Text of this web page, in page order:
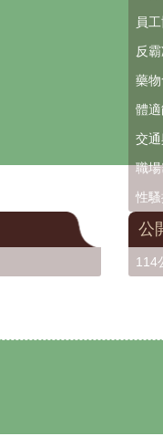
員
反
藥
體
交
職
性
公
114